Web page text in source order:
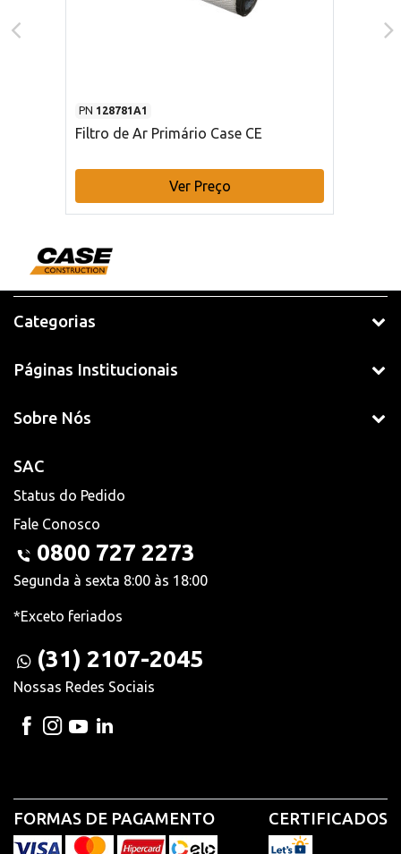
PN 128781A1
Filtro de Ar Primário Case CE
Ver Preço
Categorias
Páginas Institucionais
Sobre Nós
SAC
Status do Pedido
Fale Conosco
0800 727 2273
Segunda à sexta 8:00 às 18:00
*Exceto feriados
(31) 2107-2045
Nossas Redes Sociais
FORMAS DE PAGAMENTO CERTIFICADOS